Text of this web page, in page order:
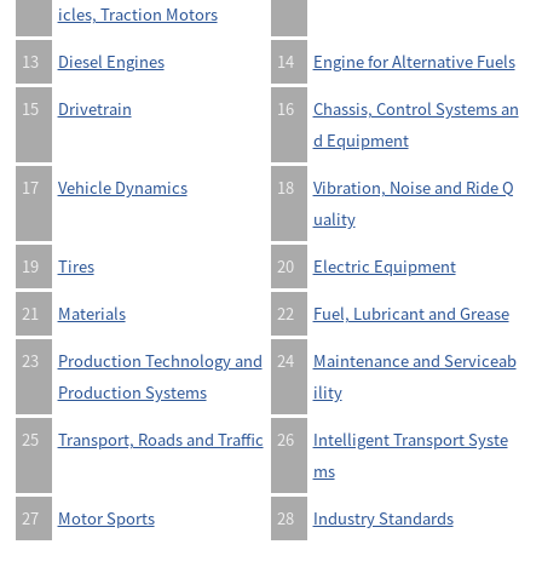
icles, Traction Motors
13 Diesel Engines 14 Engine for Alternative Fuels
15 Drivetrain 16
Chassis, Control Systems an
d Equipment
17 Vehicle Dynamics 18
Vibration, Noise and Ride Q
uality
19 Tires 20 Electric Equipment
21 Materials 22 Fuel, Lubricant and Grease
23
Production Technology and
Production Systems
24
Maintenance and Serviceab
ility
25 Transport, Roads and Traffic 26
Intelligent Transport Syste
ms
27 Motor Sports 28 Industry Standards